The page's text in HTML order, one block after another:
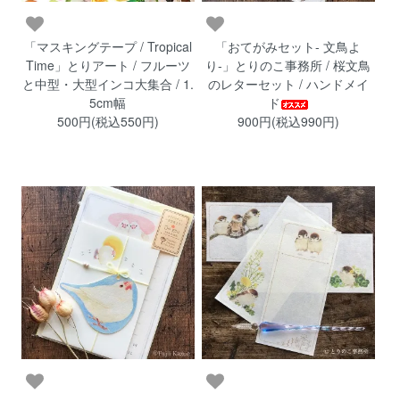
「マスキングテープ / Tropical
Time」とりアート / フルーツ
と中型・大型インコ大集合 / 1.
5cm幅
500円(税込550円)
「おてがみセット- 文鳥よ
り-」とりのこ事務所 / 桜文鳥
のレターセット / ハンドメイ
ド
900円(税込990円)